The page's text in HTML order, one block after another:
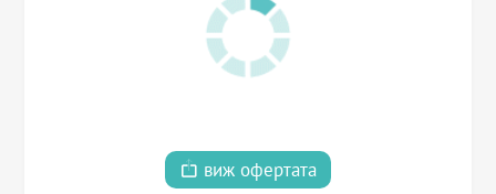
виж офертата